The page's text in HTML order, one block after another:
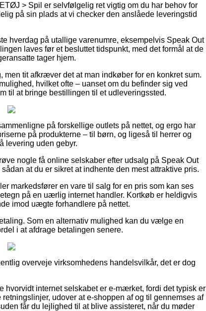
> Spil er selvfølgelig ret vigtig om du har behov for
på sin plads at vi checker den anslåede leveringstid
hverdag på utallige varenumre, eksempelvis Speak Out
laves før et besluttet tidspunkt, med det formål at de
tager hjem.
tit afkræver det at man indkøber for en konkret sum.
hvilket ofte – uanset om du befinder sig ved
til at bringe bestillingen til et udleveringssted.
på forskellige outlets på nettet, og ergo har
på produkterne – til børn, og ligeså til herrer og
levering uden gebyr.
nogle få online selskaber efter udsalg på Speak Out
at du er sikret at indhente den mest attraktive pris.
markedsfører en vare til salg for en pris som kan ses
på en uærlig internet handler. Kortkøb er heldigvis
imod uægte forhandlere på nettet.
Som en alternativ mulighed kan du vælge en
i at afdrage betalingen senere.
overveje virksomhedens handelsvilkår, det er dog
internet selskabet er e-mærket, fordi det typisk er
udover at e-shoppen af og til gennemses af
får du lejlighed til at blive assisteret, når du møder